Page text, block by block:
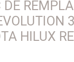
DE
HILUX